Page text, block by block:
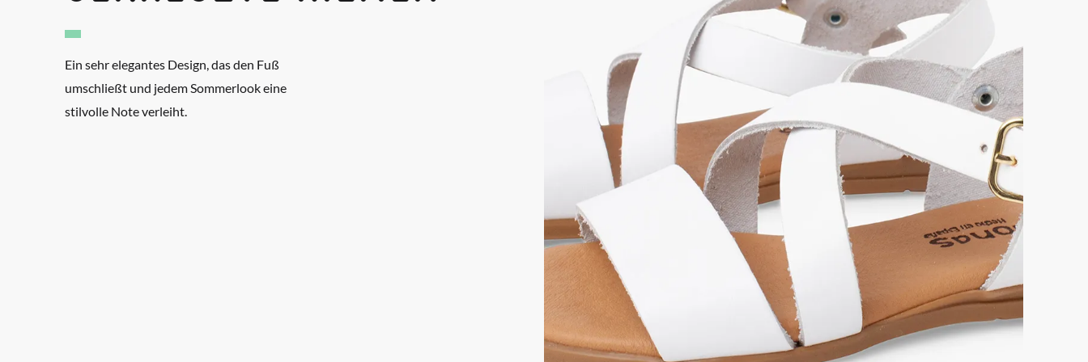
Ein sehr elegantes Design, das den Fuß
umschließt und jedem Sommerlook eine
stilvolle Note verleiht.